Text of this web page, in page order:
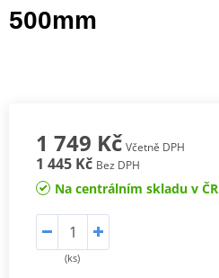
500mm
1 749 Kč Včetně DPH
1 445 Kč Bez DPH
Na centrálním skladu v ČR
(ks)